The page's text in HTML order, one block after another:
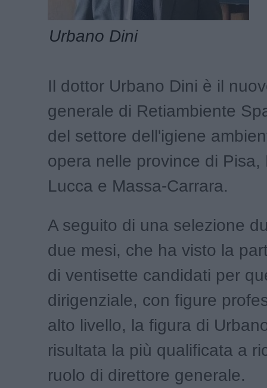
Urbano Dini
Il dottor Urbano Dini è il
generale di Retiambiente
del settore dell'igiene
opera nelle province di Pisa,
Lucca e Massa-Carrara.
A seguito di una selezione
due mesi, che ha visto la
di ventisette candidati per
dirigenziale, con figure
alto livello, la figura di
risultata la più qualificata a
ruolo di direttore generale.